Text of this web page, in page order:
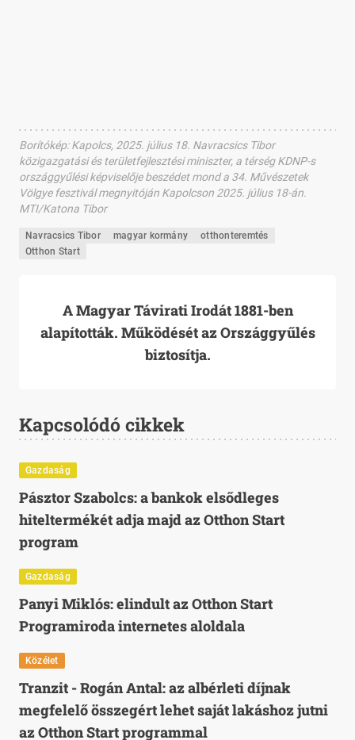
Borítókép: Kapolcs, 2025. július 18. Navracsics Tibor
közigazgatási és területfejlesztési miniszter, a térség KDNP-s
országgyűlési képviselője beszédet mond a 34. Művészetek
Völgye fesztivál megnyitóján Kapolcson 2025. július 18-án.
MTI/Katona Tibor
Navracsics Tibor magyar kormány
otthonteremtés
Otthon Start
A Magyar Távirati Irodát 1881-ben
alapították. Működését az Országgyűlés
biztosítja.
Kapcsolódó cikkek
Gazdaság
Pásztor Szabolcs: a bankok elsődleges
hiteltermékét adja majd az Otthon Start
program
Gazdaság
Panyi Miklós: elindult az Otthon Start
Programiroda internetes aloldala
Közélet
Tranzit - Rogán Antal: az albérleti díjnak
megfelelő összegért lehet saját lakáshoz jutni
az Otthon Start programmal